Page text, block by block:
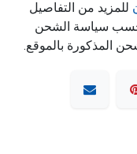
للمزيد من التفاصيل
حسب سياسة الشحن
المذكورة بالموقع.